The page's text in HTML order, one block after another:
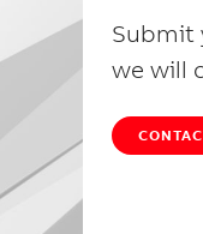
Submit
we will